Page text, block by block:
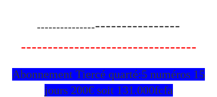
-------------------------------
---------------------------------
Abonnement Tiercé quarté:5 numéros 15
jours 200€ soit 131.000fcfa